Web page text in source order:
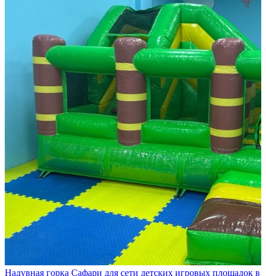
Надувная горка Сафари для сети детских игровых площадок в